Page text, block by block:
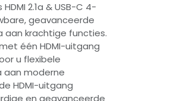
2.1a & USB-C 4-
geavanceerde
aan krachtige functies.
één HDMI-uitgang
u flexibele
aan moderne
HDMI-uitgang